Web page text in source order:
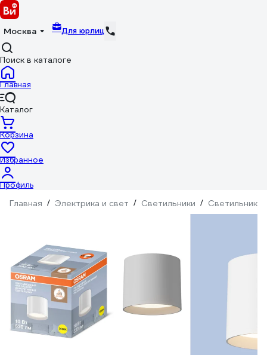
Москва Для юрлиц
Поиск в каталоге
Главная
Каталог
Корзина
Избранное
Профиль
Главная / Электрика и свет / Светильники / Светильники